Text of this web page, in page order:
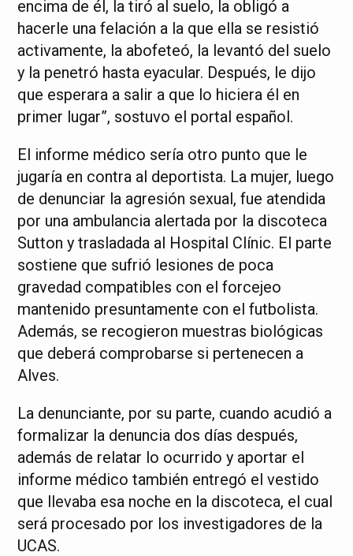
encima de él, la tiró al suelo, la obligó a
hacerle una felación a la que ella se resistió
activamente, la abofeteó, la levantó del suelo
y la penetró hasta eyacular. Después, le dijo
que esperara a salir a que lo hiciera él en
primer lugar”, sostuvo el portal español.
El informe médico sería otro punto que le
jugaría en contra al deportista. La mujer, luego
de denunciar la agresión sexual, fue atendida
por una ambulancia alertada por la discoteca
Sutton y trasladada al Hospital Clínic. El parte
sostiene que sufrió lesiones de poca
gravedad compatibles con el forcejeo
mantenido presuntamente con el futbolista.
Además, se recogieron muestras biológicas
que deberá comprobarse si pertenecen a
Alves.
La denunciante, por su parte, cuando acudió a
formalizar la denuncia dos días después,
además de relatar lo ocurrido y aportar el
informe médico también entregó el vestido
que llevaba esa noche en la discoteca, el cual
será procesado por los investigadores de la
UCAS.